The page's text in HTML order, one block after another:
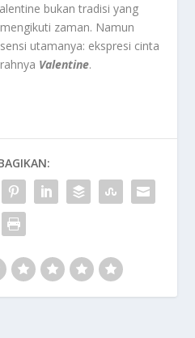
bukan tradisi yang
zaman. Namun
utamanya: ekspresi cinta
Valentine.